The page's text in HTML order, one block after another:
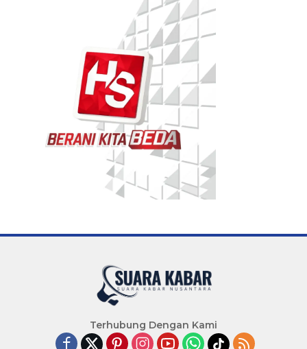
Terhubung Dengan Kami